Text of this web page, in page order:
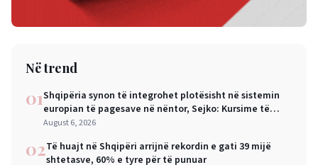
Në trend
01Shqipëria synon të integrohet plotësisht në sistemin
europian të pagesave në nëntor, Sejko: Kursime të
mëdha për qytetarët dhe bizneset
August 6, 2026
02Të huajt në Shqipëri arrijnë rekordin e gati 39 mijë
shtetasve, 60% e tyre për të punuar